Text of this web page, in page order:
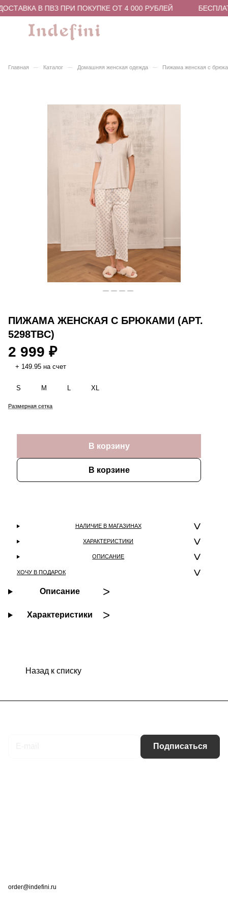
В ПВЗ ПРИ ПОКУПКЕ ОТ 4 000 РУБЛЕЙ
Главная – Каталог – Домашняя женская одежда – Пижама женская с
ПИЖАМА ЖЕНСКАЯ С БРЮКАМИ (АРТ.
5298TBC)
2 999 ₽
+ 149.95 на счет
S M L XL
Размерная сетка
В корзину
В корзине
НАЛИЧИЕ В МАГАЗИНАХ
ХАРАКТЕРИСТИКИ
ОПИСАНИЕ
ХОЧУ В ПОДАРОК
Описание
Характеристики
Назад к списку
Подписаться
order@indefini.ru